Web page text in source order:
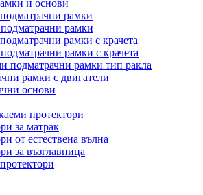
и основи
рамки
рамки
рамки с крачета
рамки с крачета
подматрачни рамки тип ракла
рамки с двигатели
основи
протектори
за матрак
от естествена вълна
за възглавница